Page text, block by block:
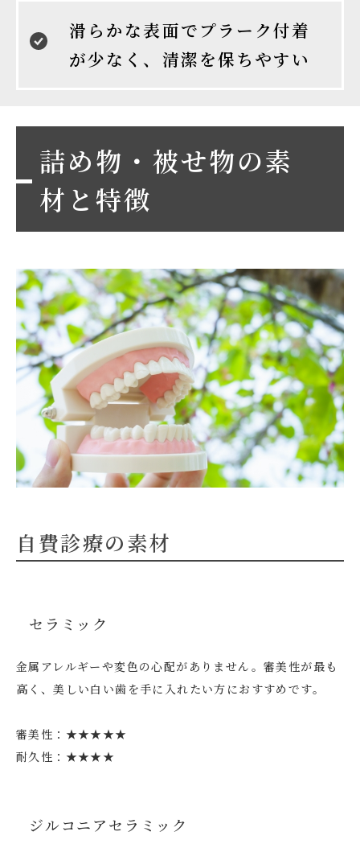
滑らかな表面でプラーク付着
が少なく、清潔を保ちやすい
詰め物・被せ物の素
材と特徴
自費診療の素材
セラミック
金属アレルギーや変色の心配がありません。審美性が最も
高く、美しい白い歯を手に入れたい方におすすめです。
審美性：★★★★★
耐久性：★★★★
ジルコニアセラミック